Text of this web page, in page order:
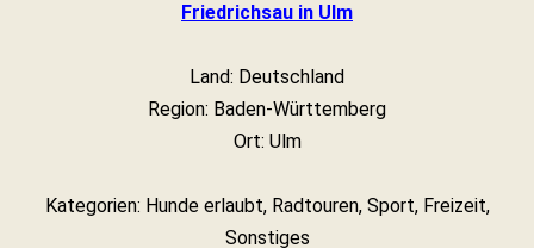
Friedrichsau in Ulm
Land: Deutschland
Region: Baden-Württemberg
Ort: Ulm
Kategorien: Hunde erlaubt, Radtouren, Sport, Freizeit,
Sonstiges